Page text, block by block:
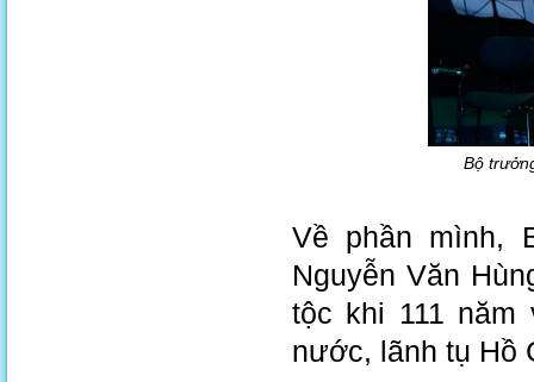
Bộ
Về phần mình,
Nguyễn Văn
tộc khi 111
nước, lãnh tụ Hồ